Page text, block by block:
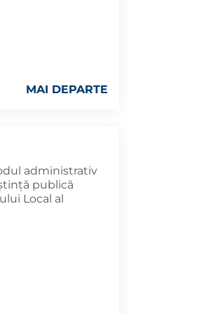
MAI DEPARTE
administrativ
publică
Local al